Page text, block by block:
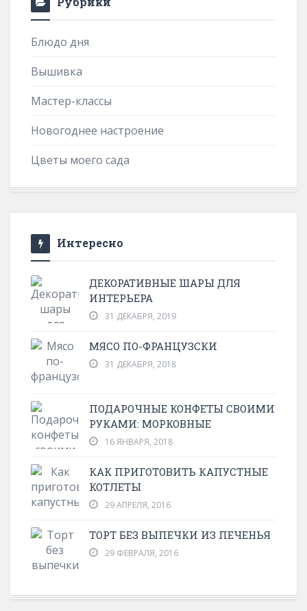
Блюдо дня
Вышивка
Мастер-классы
Новогоднее настроение
Цветы моего сада
Интересно
ДЕКОРАТИВНЫЕ ШАРЫ ДЛЯ
ИНТЕРЬЕРА
31 ДЕКАБРЯ, 2019
МЯСО ПО-ФРАНЦУЗСКИ
31 ДЕКАБРЯ, 2018
ПОДАРОЧНЫЕ КОНФЕТЫ СВОИМИ
РУКАМИ: МОРКОВНЫЕ
16 ЯНВАРЯ, 2018
КАК ПРИГОТОВИТЬ КАПУСТНЫЕ
КОТЛЕТЫ
29 АПРЕЛЯ, 2016
ТОРТ БЕЗ ВЫПЕЧКИ ИЗ ПЕЧЕНЬЯ
29 ФЕВРАЛЯ, 2016